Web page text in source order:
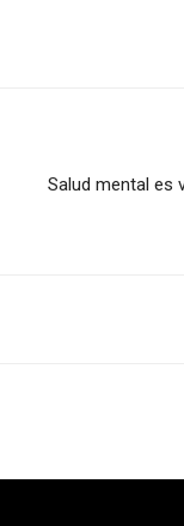
Salud mental es